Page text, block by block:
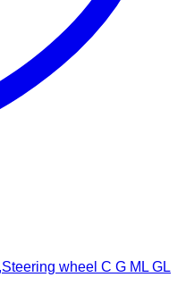
wheel C G ML GL